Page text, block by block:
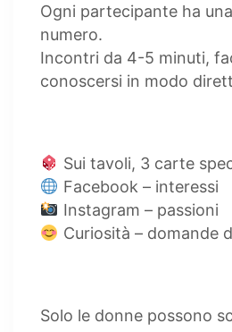
Ogni partecipante ha
numero.
Incontri da 4-5 minuti,
conoscersi in modo
Sui tavoli, 3 carte
Facebook – interessi
Instagram – passioni
Curiosità – domande
Solo le donne possono